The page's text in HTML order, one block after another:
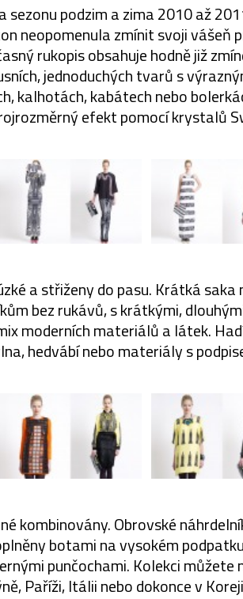
sezonu podzim a zima 2010 až
neopomenula zmínit svoji vášeň
rukopis obsahuje hodně již
jednoduchých tvarů s
kalhotách, kabátech nebo
efekt pomocí krystalů
a střiženy do pasu. Krátká
bez rukávů, s krátkými,
moderních materiálů a látek.
hedvábí nebo materiály s
kombinovány. Obrovské
botami na vysokém
punčochami. Kolekci
Paříži, Itálii nebo dokonce v